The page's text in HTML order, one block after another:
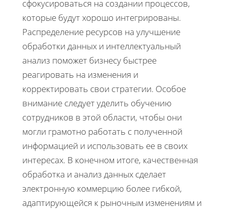
сфокусироваться на создании процессов,
которые будут хорошо интегрированы.
Распределение ресурсов на улучшение
обработки данных и интеллектуальный
анализ поможет бизнесу быстрее
реагировать на изменения и
корректировать свои стратегии. Особое
внимание следует уделить обучению
сотрудников в этой области, чтобы они
могли грамотно работать с полученной
информацией и использовать ее в своих
интересах. В конечном итоге, качественная
обработка и анализ данных сделает
электронную коммерцию более гибкой,
адаптирующейся к рыночным изменениям и